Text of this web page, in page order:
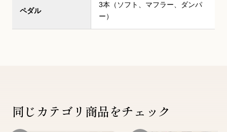
ペダル
3本（ソフト、マフラー、ダンパ
ー）
同じカテゴリ商品をチェック